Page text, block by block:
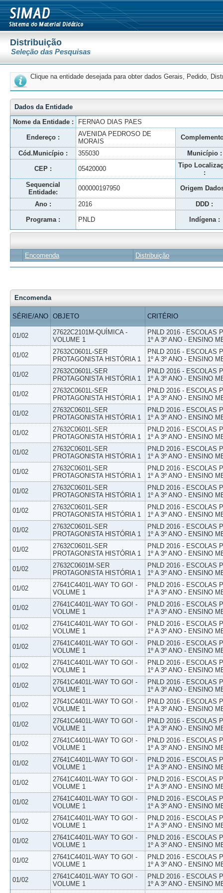
Distribuição
Seleção das Pesquisas
Clique na entidade desejada para obter dados Gerais, Pedido,
Dados da Entidade
Nome da Entidade :
FERNAO DIAS PAES
Endereço :
AVENIDA PEDROSO DE
MORAIS
Cód.Município : 355030 Município :
CEP : 05420000
Tipo
:
Sequencial
Entidade:
000000197950 Origem
Ano : 2016 DDD :
Programa : PNLD Indígena :
Encomenda Distribuição
Encomenda
SÉRIE/ANO OBJETO CRITÉRIO
01/02
27622C2101M-QUÍMICA -
VOLUME 1
PNLD 2016 - ESCOLAS
1º A 3º ANO - ENSINO
01/02
27632C0601L-SER
PROTAGONISTA HISTÓRIA 1
PNLD 2016 - ESCOLAS
1º A 3º ANO - ENSINO
01/02
27632C0601L-SER
PROTAGONISTA HISTÓRIA 1
PNLD 2016 - ESCOLAS
1º A 3º ANO - ENSINO
01/02
27632C0601L-SER
PROTAGONISTA HISTÓRIA 1
PNLD 2016 - ESCOLAS
1º A 3º ANO - ENSINO
01/02
27632C0601L-SER
PROTAGONISTA HISTÓRIA 1
PNLD 2016 - ESCOLAS
1º A 3º ANO - ENSINO
01/02
27632C0601L-SER
PROTAGONISTA HISTÓRIA 1
PNLD 2016 - ESCOLAS
1º A 3º ANO - ENSINO
01/02
27632C0601L-SER
PROTAGONISTA HISTÓRIA 1
PNLD 2016 - ESCOLAS
1º A 3º ANO - ENSINO
01/02
27632C0601L-SER
PROTAGONISTA HISTÓRIA 1
PNLD 2016 - ESCOLAS
1º A 3º ANO - ENSINO
01/02
27632C0601L-SER
PROTAGONISTA HISTÓRIA 1
PNLD 2016 - ESCOLAS
1º A 3º ANO - ENSINO
01/02
27632C0601L-SER
PROTAGONISTA HISTÓRIA 1
PNLD 2016 - ESCOLAS
1º A 3º ANO - ENSINO
01/02
27632C0601L-SER
PROTAGONISTA HISTÓRIA 1
PNLD 2016 - ESCOLAS
1º A 3º ANO - ENSINO
01/02
27632C0601L-SER
PROTAGONISTA HISTÓRIA 1
PNLD 2016 - ESCOLAS
1º A 3º ANO - ENSINO
01/02
27632C0601M-SER
PROTAGONISTA HISTÓRIA 1
PNLD 2016 - ESCOLAS
1º A 3º ANO - ENSINO
01/02
27641C4401L-WAY TO GO! -
VOLUME 1
PNLD 2016 - ESCOLAS
1º A 3º ANO - ENSINO
01/02
27641C4401L-WAY TO GO! -
VOLUME 1
PNLD 2016 - ESCOLAS
1º A 3º ANO - ENSINO
01/02
27641C4401L-WAY TO GO! -
VOLUME 1
PNLD 2016 - ESCOLAS
1º A 3º ANO - ENSINO
01/02
27641C4401L-WAY TO GO! -
VOLUME 1
PNLD 2016 - ESCOLAS
1º A 3º ANO - ENSINO
01/02
27641C4401L-WAY TO GO! -
VOLUME 1
PNLD 2016 - ESCOLAS
1º A 3º ANO - ENSINO
01/02
27641C4401L-WAY TO GO! -
VOLUME 1
PNLD 2016 - ESCOLAS
1º A 3º ANO - ENSINO
01/02
27641C4401L-WAY TO GO! -
VOLUME 1
PNLD 2016 - ESCOLAS
1º A 3º ANO - ENSINO
01/02
27641C4401L-WAY TO GO! -
VOLUME 1
PNLD 2016 - ESCOLAS
1º A 3º ANO - ENSINO
01/02
27641C4401L-WAY TO GO! -
VOLUME 1
PNLD 2016 - ESCOLAS
1º A 3º ANO - ENSINO
01/02
27641C4401L-WAY TO GO! -
VOLUME 1
PNLD 2016 - ESCOLAS
1º A 3º ANO - ENSINO
01/02
27641C4401L-WAY TO GO! -
VOLUME 1
PNLD 2016 - ESCOLAS
1º A 3º ANO - ENSINO
01/02
27641C4401L-WAY TO GO! -
VOLUME 1
PNLD 2016 - ESCOLAS
1º A 3º ANO - ENSINO
01/02
27641C4401L-WAY TO GO! -
VOLUME 1
PNLD 2016 - ESCOLAS
1º A 3º ANO - ENSINO
01/02
27641C4401L-WAY TO GO! -
VOLUME 1
PNLD 2016 - ESCOLAS
1º A 3º ANO - ENSINO
01/02
27641C4401L-WAY TO GO! -
VOLUME 1
PNLD 2016 - ESCOLAS
1º A 3º ANO - ENSINO
01/02
27641C4401L-WAY TO GO! -
VOLUME 1
PNLD 2016 - ESCOLAS
1º A 3º ANO - ENSINO